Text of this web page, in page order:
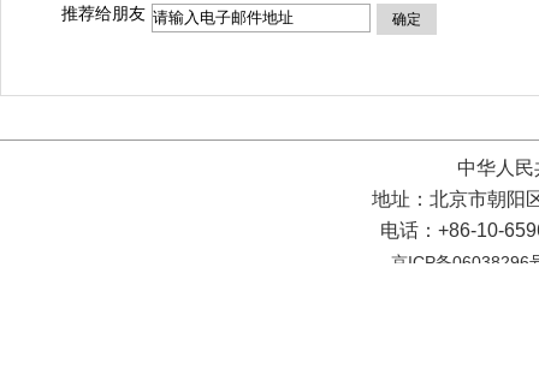
推荐给朋友 确定
中华人
地址：北京市朝阳
电话：+86-10-
京ICP备06038296